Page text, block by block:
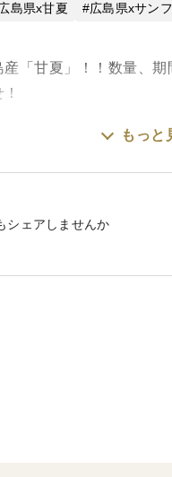
島県x甘夏 広島県xサン
「甘夏」！！数量、
もっと
シェアしませんか